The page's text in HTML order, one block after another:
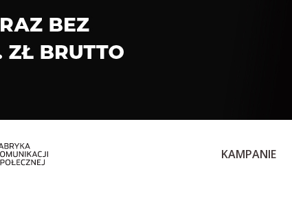
KAMPANIE